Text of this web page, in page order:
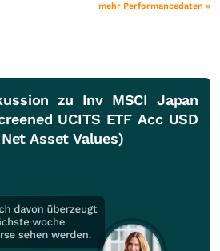
mehr Performancedaten »
zu Inv MSCI Japan
UCITS ETF Acc USD
Asset Values)